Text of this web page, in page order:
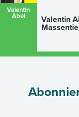
Valentin
Abel Valentin